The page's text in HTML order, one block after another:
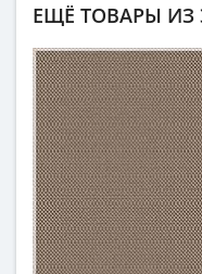
ЕЩЁ ТОВАРЫ